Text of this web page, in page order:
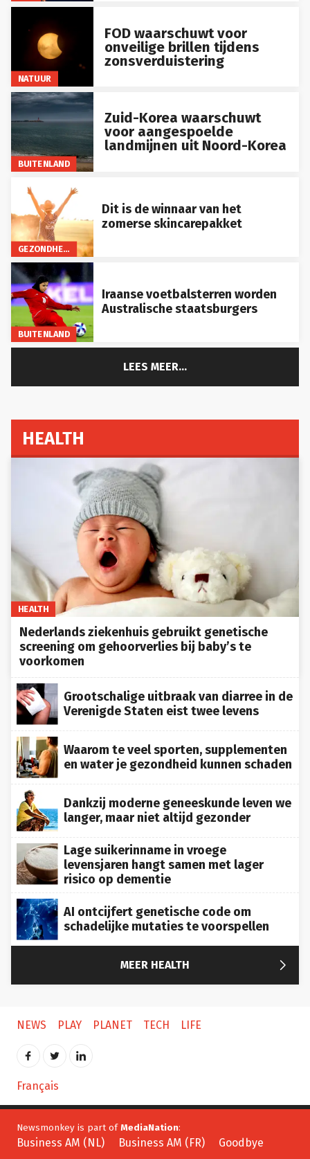
NATUUR
FOD waarschuwt voor
onveilige brillen tijdens
zonsverduistering
BUITENLAND
Zuid-Korea waarschuwt
voor aangespoelde
landmijnen uit Noord-Korea
GEZONDHEID
Dit is de winnaar van het
zomerse skincarepakket
BUITENLAND
Iraanse voetbalsterren worden
Australische staatsburgers
LEES MEER...
HEALTH
HEALTH
Nederlands ziekenhuis gebruikt genetische
screening om gehoorverlies bij baby’s te
voorkomen
Grootschalige uitbraak van diarree in de
Verenigde Staten eist twee levens
Waarom te veel sporten, supplementen
en water je gezondheid kunnen schaden
Dankzij moderne geneeskunde leven we
langer, maar niet altijd gezonder
Lage suikerinname in vroege
levensjaren hangt samen met lager
risico op dementie
AI ontcijfert genetische code om
schadelijke mutaties te voorspellen
MEER HEALTH 
NEWS PLAY PLANET TECH LIFE
Français
Newsmonkey is part of MediaNation
Business AM (NL) Business AM (FR) Goodbye